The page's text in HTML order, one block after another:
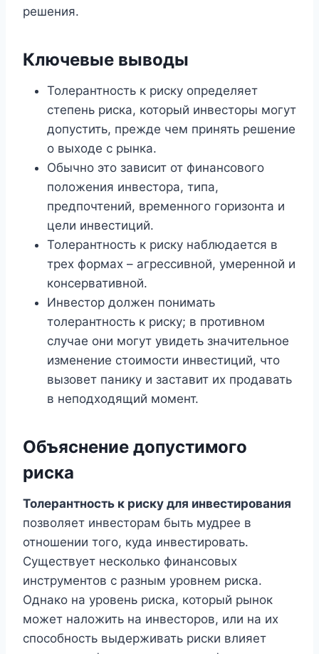
решения.
Ключевые выводы
Толерантность к риску определяет
степень риска, который инвесторы могут
допустить, прежде чем принять решение
о выходе с рынка.
Обычно это зависит от финансового
положения инвестора, типа,
предпочтений, временного горизонта и
цели инвестиций.
Толерантность к риску наблюдается в
трех формах – агрессивной, умеренной и
консервативной.
Инвестор должен понимать
толерантность к риску; в противном
случае они могут увидеть значительное
изменение стоимости инвестиций, что
вызовет панику и заставит их продавать
в неподходящий момент.
Объяснение допустимого
риска
Толерантность к риску для инвестирования
позволяет инвесторам быть мудрее в
отношении того, куда инвестировать.
Существует несколько финансовых
инструментов с разным уровнем риска.
Однако на уровень риска, который рынок
может наложить на инвесторов, или на их
способность выдерживать риски влияет